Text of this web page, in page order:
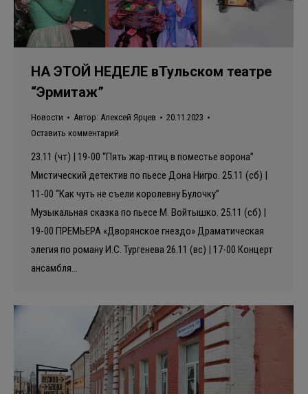
НА ЭТОЙ НЕДЕЛЕ вТульском театре
“Эрмитаж”
Новости Автор: Алексей Ярцев
20.11.2023
Оставить комментарий
23.11 (чт) | 19-00 “Пять жар-птиц в поместье ворона”
Мистический детектив по пьесе Дона Нигро. 25.11 (сб) |
11-00 “Как чуть не съели королевну Булочку”
Музыкальная сказка по пьесе М. Войтышко. 25.11 (сб) |
19-00 ПРЕМЬЕРА «Дворянское гнездо» Драматическая
элегия по роману И.С. Тургенева 26.11 (вс) | 17-00 Концерт
ансамбля…